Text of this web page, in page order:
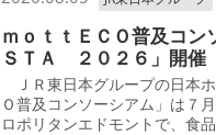
ｍｏｔｔＥＣＯ普及コ
ＳＴＡ ２０２６」開
ＪＲ東日本グループの日本
Ｏ普及コンソーシアム」は７
ロポリタンエドモントで、食